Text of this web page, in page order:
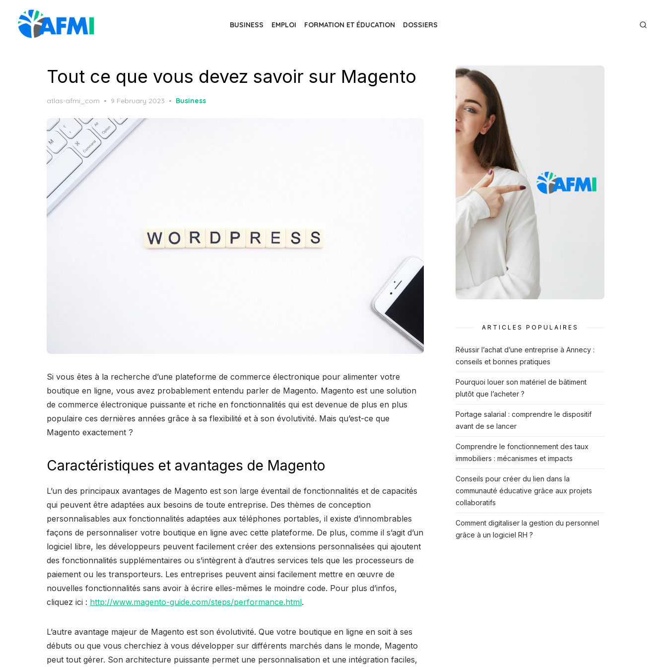
BUSINESS EMPLOI FORMATION ET ÉDUCATION DOSSIERS
Tout ce que vous devez savoir sur Magento
atlas-afmi_com
Posted
9 February 2023 Business
Si vous êtes à la recherche d’une plateforme de commerce électronique pour alimenter votre
boutique en ligne, vous avez probablement entendu parler de Magento. Magento est une solution
de commerce électronique puissante et riche en fonctionnalités qui est devenue de plus en plus
populaire ces dernières années grâce à sa flexibilité et à son évolutivité. Mais qu’est-ce que
Magento exactement ?
Caractéristiques et avantages de Magento
L’un des principaux avantages de Magento est son large éventail de fonctionnalités et de capacités
qui peuvent être adaptées aux besoins de toute entreprise. Des thèmes de conception
personnalisables aux fonctionnalités adaptées aux téléphones portables, il existe d’innombrables
façons de personnaliser votre boutique en ligne avec cette plateforme. De plus, comme il s’agit d’un
logiciel libre, les développeurs peuvent facilement créer des extensions personnalisées qui ajoutent
des fonctionnalités supplémentaires ou s’intègrent à d’autres services tels que les processeurs de
paiement ou les transporteurs. Les entreprises peuvent ainsi facilement mettre en œuvre de
nouvelles fonctionnalités sans avoir à écrire elles-mêmes le moindre code. Pour plus d’infos,
cliquez ici : http://www.magento-guide.com/steps/performance.html.
L’autre avantage majeur de Magento est son évolutivité. Que votre boutique en ligne en soit à ses
débuts ou que vous cherchiez à vous développer sur différents marchés dans le monde, Magento
peut tout gérer. Son architecture puissante permet une personnalisation et une intégration faciles,
ARTICLES POPULAIRES
Réussir l’achat d’une entreprise à Annecy :
conseils et bonnes pratiques
Pourquoi louer son matériel de bâtiment
plutôt que l’acheter ?
Portage salarial : comprendre le dispositif
avant de se lancer
Comprendre le fonctionnement des taux
immobiliers : mécanismes et impacts
Conseils pour créer du lien dans la
communauté éducative grâce aux projets
collaboratifs
Comment digitaliser la gestion du personnel
grâce à un logiciel RH ?